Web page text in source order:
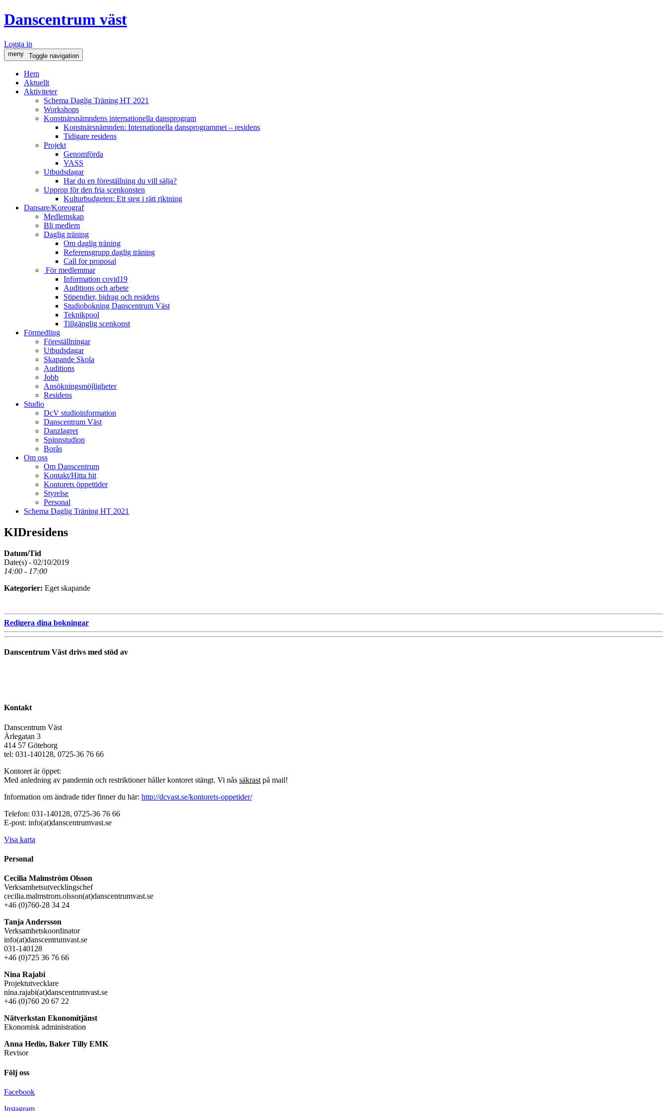
Danscentrum väst
Logga in
meny Toggle navigation
Hem
Aktuellt
Aktiviteter
Schema Daglig Träning HT 2021
Workshops
Konstnärsnämndens internationella dansprogram
Konstnärsnämnden: Internationella dansprogrammet – residens
Tidigare residens
Projekt
Genomförda
VASS
Utbudsdagar
Har du en föreställning du vill sälja?
Upprop för den fria scenkonsten
Kulturbudgeten: Ett steg i rätt riktning
Dansare/Koreograf
Medlemskap
Bli medlem
Daglig träning
Om daglig träning
Referensgrupp daglig träning
Call for proposal
För medlemmar
Information covid19
Auditions och arbete
Stipendier, bidrag och residens
Studiobokning Danscentrum Väst
Teknikpool
Tillgänglig scenkonst
Förmedling
Föreställningar
Utbudsdagar
Skapande Skola
Auditions
Jobb
Ansökningsmöjligheter
Residens
Studio
DcV studioinformation
Danscentrum Väst
Danzlagret
Spinnstudion
Borås
Om oss
Om Danscentrum
Kontakt/Hitta hit
Kontorets öppettider
Styrelse
Personal
Schema Daglig Träning HT 2021
KIDresidens
Datum/Tid
Date(s) - 02/10/2019
14:00 - 17:00
Kategorier: Eget skapande
Redigera dina bokningar
Danscentrum Väst drivs med stöd av
Kontakt
Danscentrum Väst
Ärlegatan 3
414 57 Göteborg
tel: 031-140128, 0725-36 76 66
Kontoret är öppet:
Med anledning av pandemin och restriktioner håller kontoret stängt. Vi nås säkrast på mail!
Information om ändrade tider finner du här: http://dcvast.se/kontorets-oppetider/
Telefon: 031-140128, 0725-36 76 66
E-post: info(at)danscentrumvast.se
Visa karta
Personal
Cecilia Malmström Olsson
Verksamhetsutvecklingschef
cecilia.malmstrom.olsson(at)danscentrumvast.se
+46 (0)760-28 34 24
Tanja Andersson
Verksamhetskoordinator
info(at)danscentrumvast.se
031-140128
+46 (0)725 36 76 66
Nina Rajabi
Projektutvecklare
nina.rajabi(at)danscentrumvast.se
+46 (0)760 20 67 22
Nätverkstan Ekonomitjänst
Ekonomisk administration
Anna Hedin, Baker Tilly EMK
Revisor
Följ oss
Facebook
Instagram